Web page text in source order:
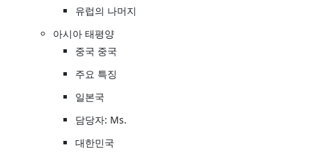
유럽의 나머지
아시아 태평양
중국 중국
주요 특징
일본국
담당자: Ms.
대한민국